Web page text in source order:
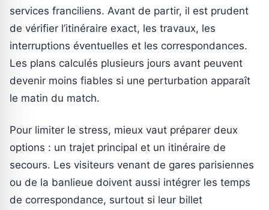
services franciliens. Avant de partir, il est prudent
de vérifier l’itinéraire exact, les travaux, les
interruptions éventuelles et les correspondances.
Les plans calculés plusieurs jours avant peuvent
devenir moins fiables si une perturbation apparaît
le matin du match.
Pour limiter le stress, mieux vaut préparer deux
options : un trajet principal et un itinéraire de
secours. Les visiteurs venant de gares parisiennes
ou de la banlieue doivent aussi intégrer les temps
de correspondance, surtout si leur billet